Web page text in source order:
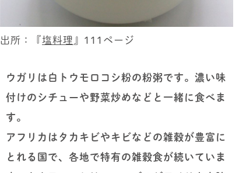
出所：『塩料理 』111ページ
ウガリは白トウモロコシ粉の粉粥です。濃い味
付けのシチューや野菜炒めなどと一緒に食べま
す。
アフリカはタカキビやキビなどの雑穀が豊富に
とれる国で、各地で特有の雑穀食が続いていま